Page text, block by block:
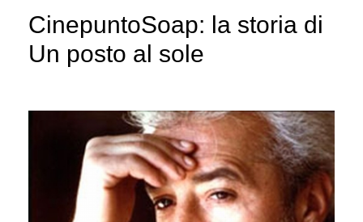
CinepuntoSoap: la storia di
Un posto al sole